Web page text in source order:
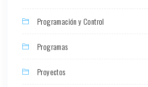
Programación y Control
Programas
Proyectos